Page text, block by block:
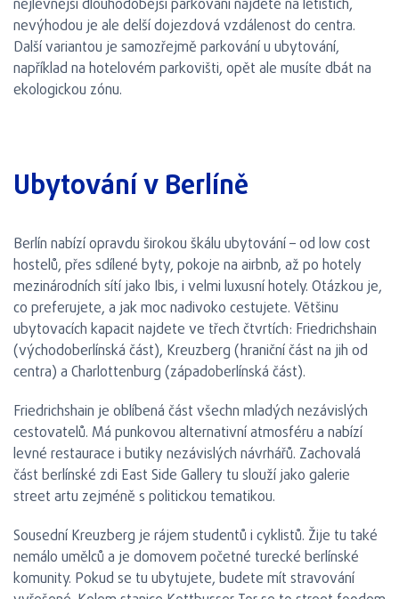
nejlevnější dlouhodobější parkování najdete na letištích,
nevýhodou je ale delší dojezdová vzdálenost do centra.
Další variantou je samozřejmě parkování u ubytování,
například na hotelovém parkovišti, opět ale musíte dbát na
ekologickou zónu.
Ubytování v Berlíně
Berlín nabízí opravdu širokou škálu ubytování – od low cost
hostelů, přes sdílené byty, pokoje na airbnb, až po hotely
mezinárodních sítí jako Ibis, i velmi luxusní hotely. Otázkou je,
co preferujete, a jak moc nadivoko cestujete. Většinu
ubytovacích kapacit najdete ve třech čtvrtích: Friedrichshain
(východoberlínská část), Kreuzberg (hraniční část na jih od
centra) a Charlottenburg (západoberlínská část).
Friedrichshain je oblíbená část všechn mladých nezávislých
cestovatelů. Má punkovou alternativní atmosféru a nabízí
levné restaurace i butiky nezávislých návrhářů. Zachovalá
část berlínské zdi East Side Gallery tu slouží jako galerie
street artu zejméně s politickou tematikou.
Sousední Kreuzberg je rájem studentů i cyklistů. Žije tu také
nemálo umělců a je domovem početné turecké berlínské
komunity. Pokud se tu ubytujete, budete mít stravování